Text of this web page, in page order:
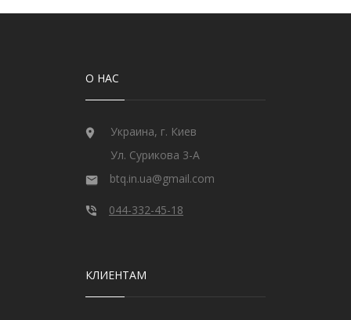
О НАС
Украина, г. Киев
Ул. Сурикова 3-А
btq.in.ua@gmail.com
044-332-45-18
КЛИЕНТАМ